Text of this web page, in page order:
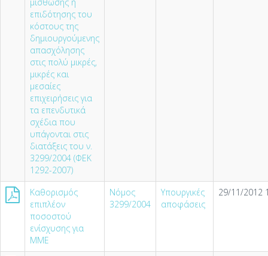
επιδότησης του
κόστους της
δημιουργούμενης
απασχόλησης
στις πολύ μικρές,
μικρές και
μεσαίες
επιχειρήσεις για
τα επενδυτικά
σχέδια που
υπάγονται στις
διατάξεις του ν.
3299/2004 (ΦΕΚ
1292-2007)
Καθορισμός
επιπλέον
ποσοστού
ενίσχυσης για
ΜΜΕ
Νόμος
3299/2004
Υπουργικές
αποφάσεις
29/11/2012